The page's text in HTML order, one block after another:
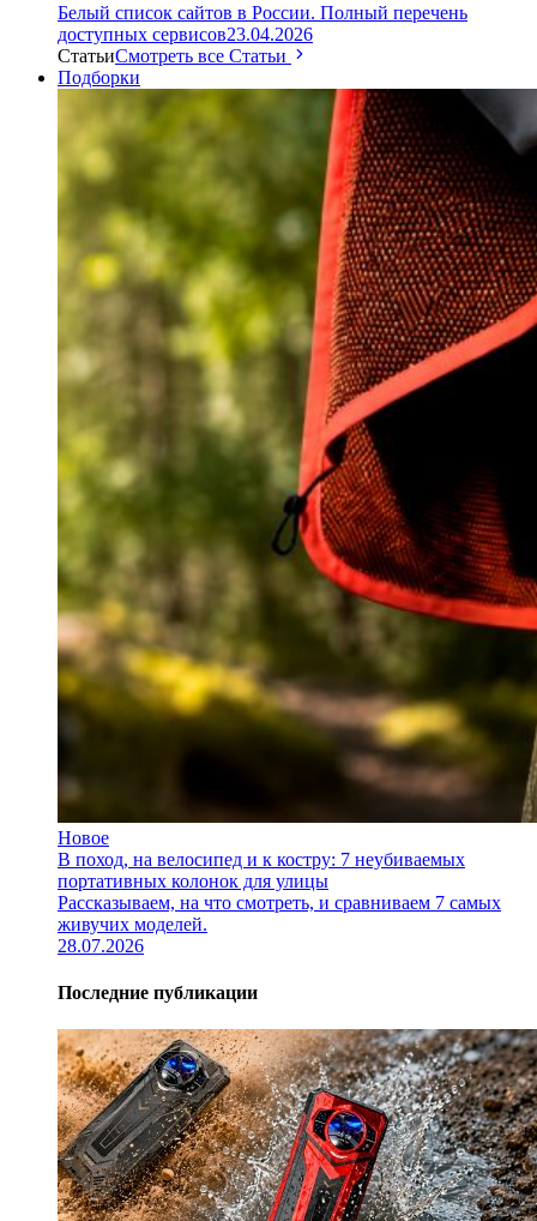
Белый список сайтов в России. Полный перечень
доступных сервисов23.04.2026
СтатьиСмотреть все Статьи
Подборки
Новое
В поход, на велосипед и к костру: 7 неубиваемых
портативных колонок для улицы
Рассказываем, на что смотреть, и сравниваем 7 самых
живучих моделей.
28.07.2026
Последние публикации